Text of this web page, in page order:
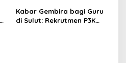
sebagai Perekat Persatuan
Bangsa
Kabar Gembira bagi Guru
di Sulut: Rekrutmen P3K